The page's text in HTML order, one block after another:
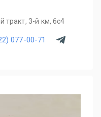
тракт, 3-й км, 6с4
077-00-71